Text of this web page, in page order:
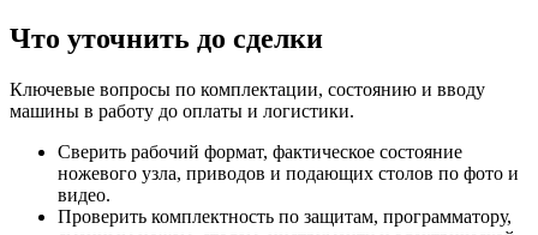
Что уточнить до сделки
Ключевые вопросы по комплектации, состоянию и вводу
машины в работу до оплаты и логистики.
Сверить рабочий формат, фактическое состояние
ножевого узла, приводов и подающих столов по фото и
видео.
Проверить комплектность по защитам, программатору,